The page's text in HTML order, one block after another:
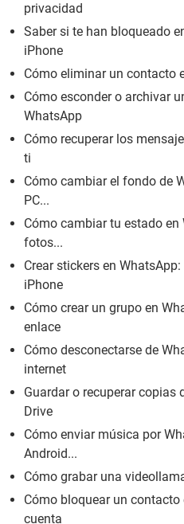
privacidad
Saber si te han bloqueado
iPhone
Cómo eliminar un contacto
Cómo esconder o archivar
WhatsApp
Cómo recuperar los
ti
Cómo cambiar el fondo de
PC...
Cómo cambiar tu estado en
fotos...
Crear stickers en
iPhone
Cómo crear un grupo en
enlace
Cómo desconectarse de
internet
Guardar o recuperar copias
Drive
Cómo enviar música por
Android...
Cómo grabar una
Cómo bloquear un
cuenta